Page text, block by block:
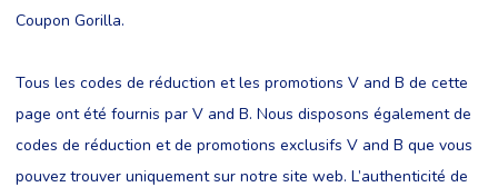
Coupon Gorilla.
Tous les codes de réduction et les promotions V and B de cette
page ont été fournis par V and B. Nous disposons également de
codes de réduction et de promotions exclusifs V and B que vous
pouvez trouver uniquement sur notre site web. L’authenticité de